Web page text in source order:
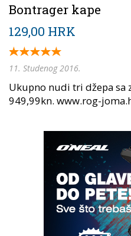
Bontrager kape
129,00 HRK
11. Studenog 2016.
Ukupno nudi tri džepa sa
949,99kn. www.rog-